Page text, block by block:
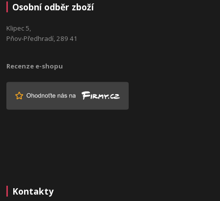
Osobní odběr zboží
Klipec 5,
Pňov-Předhradí, 289 41
Recenze e-shopu
Kontakty